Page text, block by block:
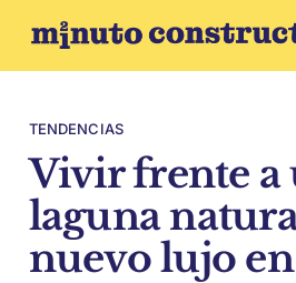
TENDENCIAS
Vivir frente a
laguna
nuevo lujo